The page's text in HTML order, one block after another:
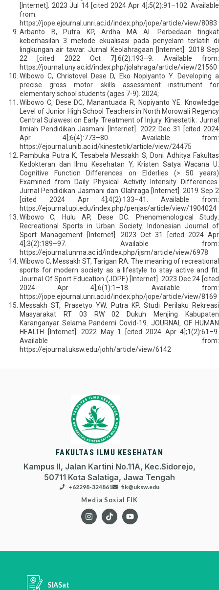
[Internet]. 2023 Jul 14 [cited 2024 Apr 4];5(2):91–102. Available
from:
https://jope.ejournal.unri.ac.id/index.php/jope/article/view/8083
Arbanto B, Putra KP, Ardha MA Al. Perbedaan tingkat
keberhasilan 3 metode ekualisasi pada penyelam terlatih di
lingkungan air tawar. Jurnal Keolahragaan [Internet]. 2018 Sep
22 [cited 2022 Oct 7];6(2):193–9. Available from:
https://journal.uny.ac.id/index.php/jolahraga/article/view/21560
Wibowo C, Christovel Dese D, Eko Nopiyanto Y. Developing a
precise gross motor skills assessment instrument for
elementary school students (ages 7-9). 2024;
Wibowo C, Dese DC, Manantuada R, Nopiyanto YE. Knowledge
Level of Junior High School Teachers in North Morowali Regency
Central Sulawesi on Early Treatment of Injury. Kinestetik : Jurnal
Ilmiah Pendidikan Jasmani [Internet]. 2022 Dec 31 [cited 2024
Apr 4];6(4):773–80. Available from:
https://ejournal.unib.ac.id/kinestetik/article/view/24475
Pambuka Putra K, Tesabela Messakh S, Doni Adhitya Fakultas
Kedokteran dan Ilmu Kesehatan Y, Kristen Satya Wacana U.
Cognitive Function Differences on Elderlies (> 50 years)
Examined from Daily Physical Activity Intensity Differences.
Jurnal Pendidikan Jasmani dan Olahraga [Internet]. 2019 Sep 2
[cited 2024 Apr 4];4(2):133–41. Available from:
https://ejournal.upi.edu/index.php/penjas/article/view/1904024
Wibowo C, Hulu AP, Dese DC. Phenomenological Study:
Recreational Sports in Urban Society. Indonesian Journal of
Sport Management [Internet]. 2023 Oct 31 [cited 2024 Apr
4];3(2):189–97. Available from:
https://ejournal.unma.ac.id/index.php/ijsm/article/view/6978
Wibowo C, Messakh ST, Tarigan RA. The meaning of recreational
sports for modern society as a lifestyle to stay active and fit.
Journal Of Sport Education (JOPE) [Internet]. 2023 Dec 24 [cited
2024 Apr 4];6(1):1–18. Available from:
https://jope.ejournal.unri.ac.id/index.php/jope/article/view/8169
Messakh ST, Prasetyo YW, Putra KP. Studi Perilaku Rekreasi
Masyarakat RT 03 RW 02 Dukuh Menjing Kabupaten
Karanganyar Selama Pandemi Covid-19. JOURNAL OF HUMAN
HEALTH [Internet]. 2022 May 1 [cited 2024 Apr 4];1(2):61–9.
Available from:
https://ejournal.uksw.edu/johh/article/view/6142
FAKULTAS ILMU KESEHATAN
Kampus II, Jalan Kartini No.11A, Kec.Sidorejo,
50711 Kota Salatiga, Jawa Tengah
+62298-324861 fik@uksw.edu
Media Sosial FIK
SIASat